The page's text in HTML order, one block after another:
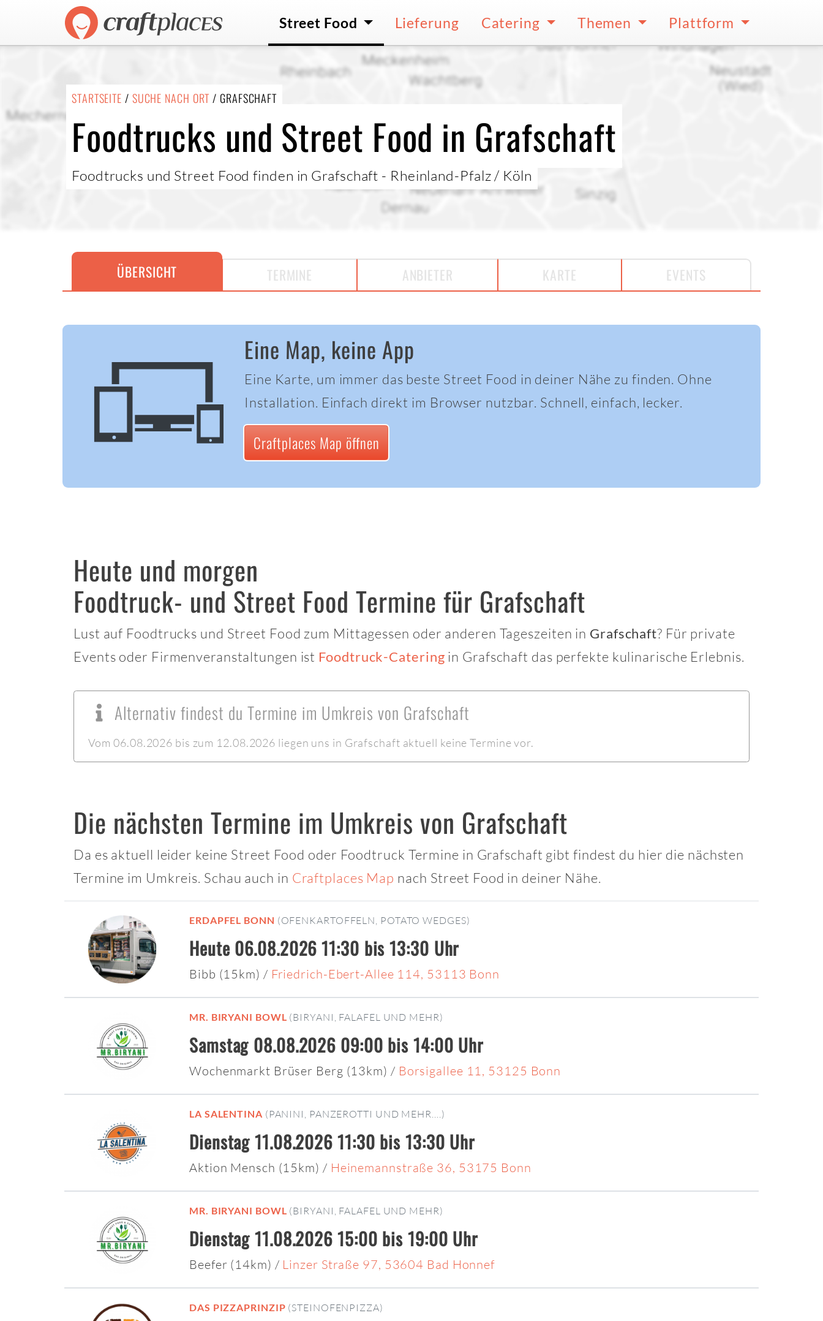
Street Food Lieferung Catering Themen Plattform
STARTSEITE / SUCHE NACH ORT / GRAFSCHAFT
Foodtrucks und Street Food in Grafschaft
Foodtrucks und Street Food finden in Grafschaft - Rheinland-Pfalz / Köln
ÜBERSICHT TERMINE ANBIETER KARTE EVENTS
Eine Map, keine App
Eine Karte, um immer das beste Street Food in deiner Nähe zu finden. Ohne
Installation. Einfach direkt im Browser nutzbar. Schnell, einfach, lecker.
Craftplaces Map öffnen
Heute und morgen
Foodtruck- und Street Food Termine für Grafschaft
Lust auf Foodtrucks und Street Food zum Mittagessen oder anderen Tageszeiten in Grafschaft? Für private
Events oder Firmenveranstaltungen ist Foodtruck-Catering in Grafschaft das perfekte kulinarische Erlebnis.
Alternativ findest du Termine im Umkreis von Grafschaft
Vom 06.08.2026 bis zum 12.08.2026 liegen uns in Grafschaft aktuell keine Termine vor.
Die nächsten Termine im Umkreis von Grafschaft
Da es aktuell leider keine Street Food oder Foodtruck Termine in Grafschaft gibt findest du hier die nächsten
Termine im Umkreis. Schau auch in Craftplaces Map nach Street Food in deiner Nähe.
ERDAPFEL BONN (OFENKARTOFFELN, POTATO WEDGES)
Heute 06.08.2026 11:30 bis 13:30 Uhr
Bibb (15km) / Friedrich-Ebert-Allee 114, 53113 Bonn
MR. BIRYANI BOWL (BIRYANI, FALAFEL UND MEHR)
Samstag 08.08.2026 09:00 bis 14:00 Uhr
Wochenmarkt Brüser Berg (13km) / Borsigallee 11, 53125 Bonn
LA SALENTINA (PANINI, PANZEROTTI UND MEHR....)
Dienstag 11.08.2026 11:30 bis 13:30 Uhr
Aktion Mensch (15km) / Heinemannstraße 36, 53175 Bonn
MR. BIRYANI BOWL (BIRYANI, FALAFEL UND MEHR)
Dienstag 11.08.2026 15:00 bis 19:00 Uhr
Beefer (14km) / Linzer Straße 97, 53604 Bad Honnef
DAS PIZZAPRINZIP (STEINOFENPIZZA)